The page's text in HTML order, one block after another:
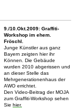
9./10.Okt.2009: Graffiti-
Workshop im ehem.
Fröschl.
Junge Künstler aus ganz
Bayern zeigten hier ihr
Können. Die Gebäude
wurden 2010 abgerissen und
an dieser Stelle das
Mehrgenerationenhaus der
AWO errichtet.
Den Video-Beitrag der MOJA
zum Graffiti-Workshop sehen
Sie hier.